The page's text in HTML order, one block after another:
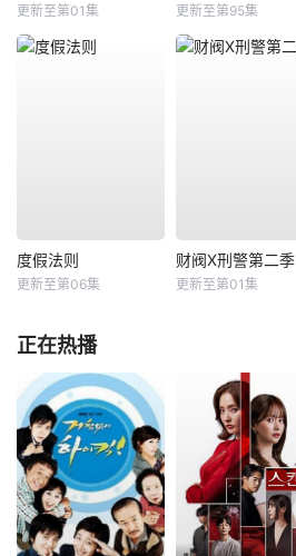
更新至第01集 更新至第95集
度假法则
更新至第06集
财阀X刑警第二季
更新至第01集
正在热播